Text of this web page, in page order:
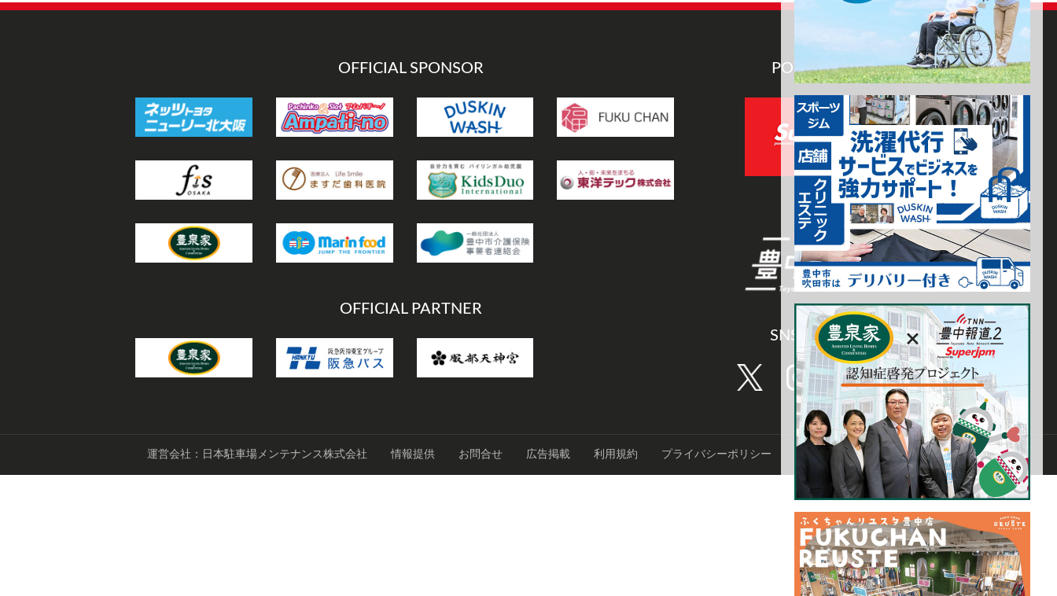
OFFICIAL SPONSOR
OFFICIAL PARTNER
POWERED BY
SNS CHANNEL
運営会社：日本駐車場メンテナンス株式会社 情報提供 お問合せ 広告掲載 利用規約 プライバシーポリシー ©️TNN豊中報道。2